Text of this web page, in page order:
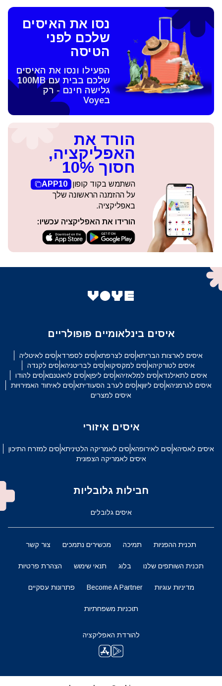
נסו את האיסים
שלכם לפני
הטיסה
הפעילו ונסו את האיסים
שלכם בבית עם 100MB
גלישה חינם - רק
בVoye
הורד את
האפליקציה,
חסוך 10%
השתמש בקוד קופון
APP10
על ההזמנה הראשונה שלך
באפליקציה.
הורידו את האפליקציה עכשיו:
איסים בינלאומיים פופולריים
איסים לארצות הבריתאיסים לצרפתאיסים לספרדאיסים לאיטליה
איסים לטורקיהאיסים למקסיקואיסים לבריטניהאיסים לקנדה
איסים לתאילנדאיסים למלאזיהאיסים ליפןאיסים לויאטנםאיסים להודו
איסים לגרמניהאיסים ליווןאיסים לערב הסעודיתאיסים לאיחוד האמירויות
איסים למצרים
איסים איזורי
איסים לאסיהאיסים לאירופהאיסים לאמריקה הלטיניתאיסים למזרח התיכון
איסים לאמריקה הצפונית
חבילות גלובליות
איסים גלובלים
תכנית ההפניות תמיכה מכשירים נתמכים צור קשר
תכנית השותפים שלנו בלוג תנאי שימוש הצהרת פרטיות
מדיניות עוגיות Become A Partner פתרונות עסקיים
תוכניות משפחתיות
להורדת האפליקציה
השארו מעודכנים